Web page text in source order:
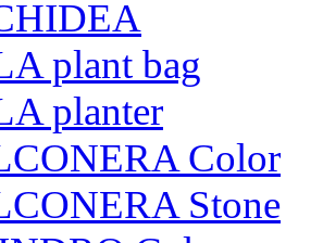
plant bag
planter
Color
Stone